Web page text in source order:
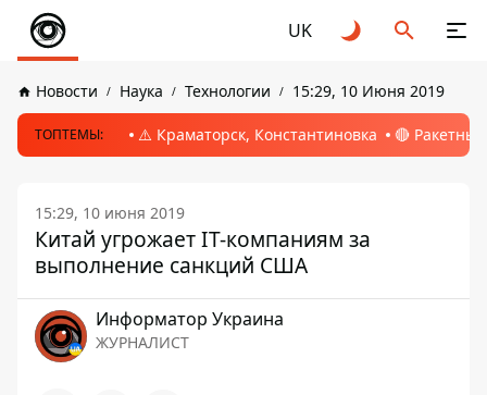
UK
Новости Наука Технологии 15:29, 10 Июня 2019
ТОПТЕМЫ: ⚠️ Краматорск, Константиновка 🔴
15:29, 10 июня 2019
Китай угрожает IT-компаниям за
выполнение санкций США
Информатор Украина
ЖУРНАЛИСТ